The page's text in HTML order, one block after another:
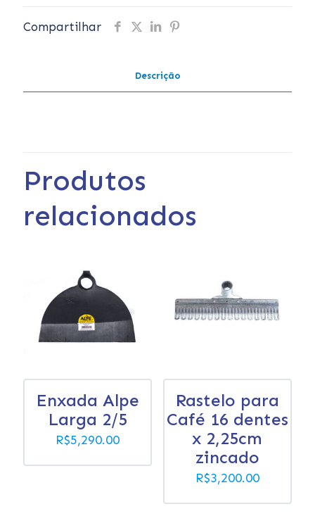
Compartilhar
Descrição
Produtos
relacionados
Enxada Alpe
Larga 2/5
R$5,290.00
Rastelo para
Café 16 dentes
x 2,25cm
zincado
R$3,200.00